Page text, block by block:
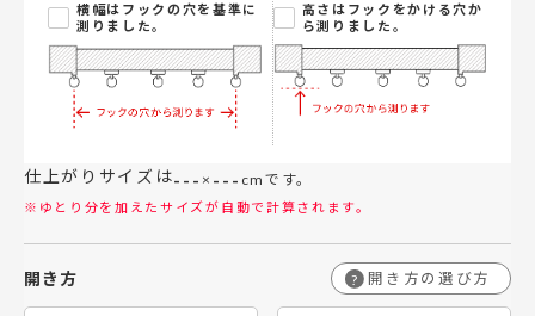
横幅はフックの穴を基準に
測りました。
高さはフックをかける穴か
ら測りました。
仕上がりサイズは--- × --- cmです。
※ゆとり分を加えたサイズが自動で計算されます。
開き方 ? 開き方の選び方